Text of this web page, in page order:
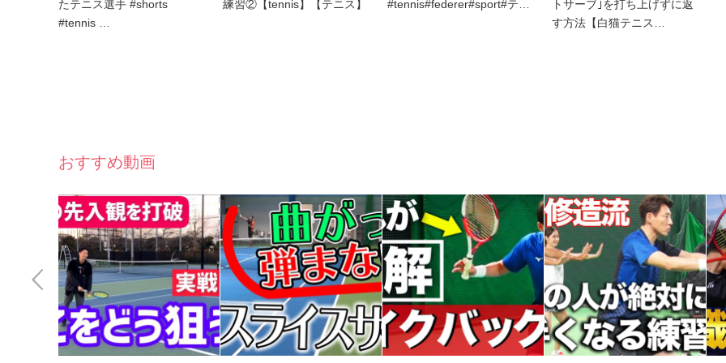
たテニス選手 #shorts
#tennis …
練習②【tennis】【テニス】 #tennis#federer#sport#テ…
トサーブ｣を打ち上げずに返
す方法【白猫テニス…
おすすめ動画